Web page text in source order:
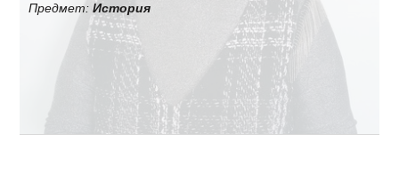
Предмет: История